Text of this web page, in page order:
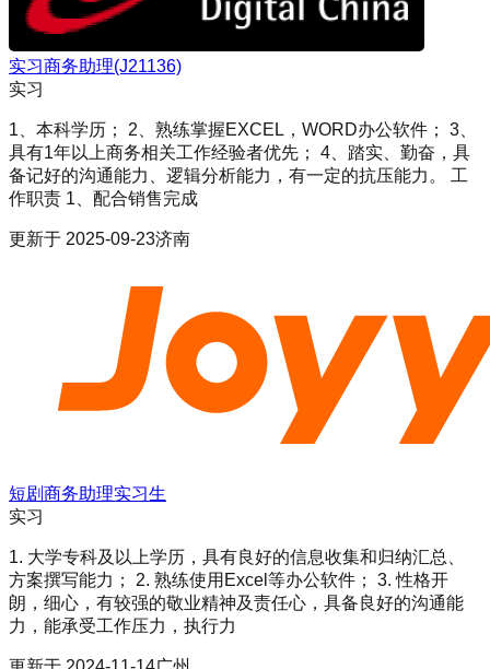
实习商务助理(J21136)
实习
1、本科学历； 2、熟练掌握EXCEL，WORD办公软件； 3、
具有1年以上商务相关工作经验者优先； 4、踏实、勤奋，具
备记好的沟通能力、逻辑分析能力，有一定的抗压能力。 工
作职责 1、配合销售完成
更新于 2025-09-23济南
短剧商务助理实习生
实习
1. 大学专科及以上学历，具有良好的信息收集和归纳汇总、
方案撰写能力； 2. 熟练使用Excel等办公软件； 3. 性格开
朗，细心，有较强的敬业精神及责任心，具备良好的沟通能
力，能承受工作压力，执行力